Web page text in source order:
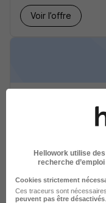
Voir l’offre
Peintre
Carrosserie H/
Groupe Feline
Vitry-le-François -
Voir l’offre
Hellowork utilise
recherche
Cookies strictement
Ces traceurs sont
peuvent pas être désactivés